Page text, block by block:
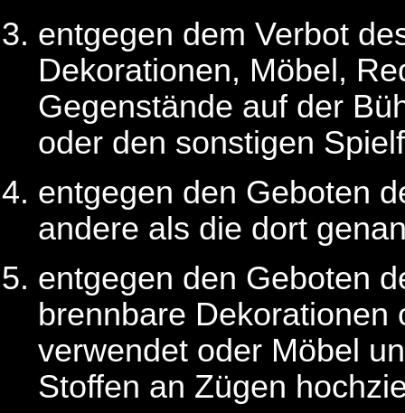
entgegen dem Verbot
Dekorationen, Möbel,
Gegenstände auf der
oder den sonstigen
entgegen den Geboten
andere als die dort
entgegen den Geboten
brennbare Dekorationen
verwendet oder Möbel
Stoffen an Zügen